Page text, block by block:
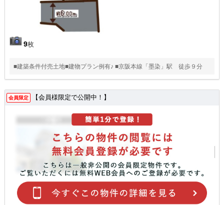
9枚
■建築条件付売土地■建物プラン例有♪ ■京阪本線「墨染」駅 徒歩９分
会員限定 【会員様限定で公開中！】